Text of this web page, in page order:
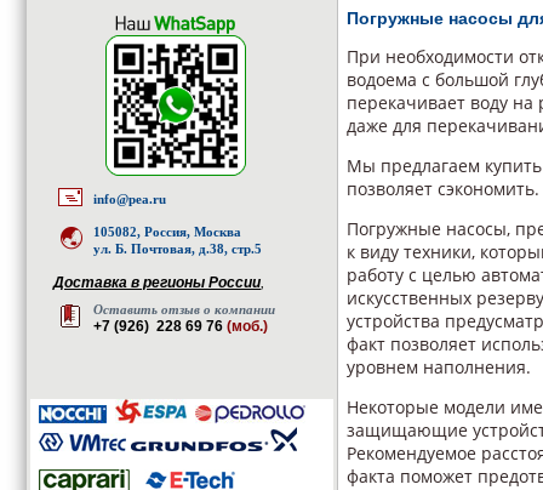
info@pea.ru
105082, Россия, Москва
ул. Б. Почтовая, д.38, стр.5
Доставка в регионы России,
Оставить отзыв о компании
+7 (926) 228 69 76 (моб.)
Погружные насосы
При необходимости
водоема с большой
перекачивает воду
даже для
Мы предлагаем
позволяет сэкономить.
Погружные насосы,
к виду техники,
работу с целью
искусственных
устройства
факт позволяет
уровнем наполнения.
Некоторые модели
защищающие
Рекомендуемое
факта поможет